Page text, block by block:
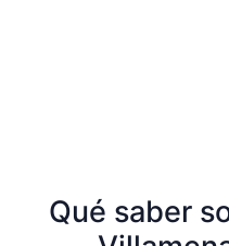
Qué saber